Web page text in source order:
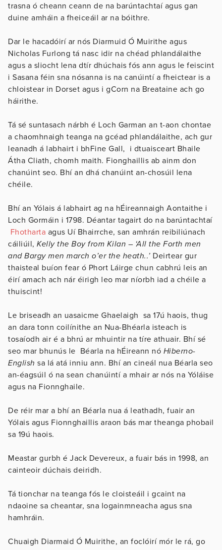
trasna ó cheann ceann de na barúntachtaí agus gan
duine amháin a fheiceáil ar na bóithre.
Dar le hacadóirí ar nós Diarmuid Ó Muirithe agus
Nicholas Furlong tá nasc idir na chéad phlandálaithe
agus a sliocht lena dtír dhúchais fós ann agus le feiscint
i Sasana féin sna nósanna is na canúintí a fheictear is a
chloistear in Dorset agus i gCorn na Breataine ach go
háirithe.
Tá sé suntasach nárbh é Loch Garman an t-aon chontae
a chaomhnaigh teanga na gcéad phlandálaithe, ach gur
leanadh á labhairt i bhFine Gall, i dtuaisceart Bhaile
Átha Cliath, chomh maith. Fionghaillis ab ainm don
chanúint seo. Bhí an dhá chanúint an-chosúil lena
chéile.
Bhí an Yólais á labhairt ag na hÉireannaigh Aontaithe i
Loch Gormáin i 1798. Déantar tagairt do na barúntachtaí
Fhotharta agus Uí Bhairrche, san amhrán reibiliúnach
cáiliúil, Kelly the Boy from Kilan – ‘All the Forth men
and Bargy men march o’er the heath..’ Deirtear gur
thaisteal buíon fear ó Phort Láirge chun cabhrú leis an
éirí amach ach nár éirigh leo mar níorbh iad a chéile a
thuiscint!
Le briseadh an uasaicme Ghaelaigh sa 17ú haois, thug
an dara tonn coilínithe an Nua-Bhéarla isteach is
tosaíodh air é a bhrú ar mhuintir na tíre athuair. Bhí sé
seo mar bhunús le Béarla na hÉireann nó Hiberno-
English sa lá atá inniu ann. Bhí an cineál nua Béarla seo
an-éagsúil ó na sean chanúintí a mhair ar nós na Yóláise
agus na Fionnghaile.
De réir mar a bhí an Béarla nua á leathadh, fuair an
Yólais agus Fionnghaillis araon bás mar theanga phobail
sa 19ú haois.
Meastar gurbh é Jack Devereux, a fuair bás in 1998, an
cainteoir dúchais deiridh.
Tá tionchar na teanga fós le cloisteáil i gcaint na
ndaoine sa cheantar, sna logainmneacha agus sna
hamhráin.
Chuaigh Diarmaid Ó Muirithe, an foclóirí mór le rá, go